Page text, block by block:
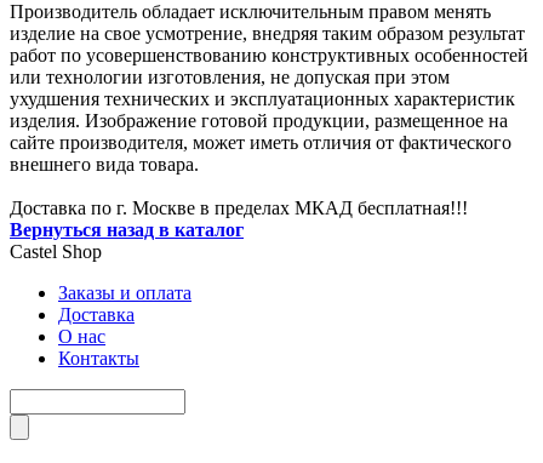
Производитель обладает исключительным правом менять
изделие на свое усмотрение, внедряя таким образом результат
работ по усовершенствованию конструктивных особенностей
или технологии изготовления, не допуская при этом
ухудшения технических и эксплуатационных характеристик
изделия. Изображение готовой продукции, размещенное на
сайте производителя, может иметь отличия от фактического
внешнего вида товара.
Доставка по г. Москве в пределах МКАД бесплатная!!!
Вернуться назад в каталог
Castel Shop
Заказы и оплата
Доставка
О нас
Контакты